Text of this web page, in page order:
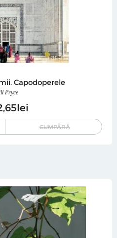
Capodoperele
Pryce
65lei
CUMPĂRĂ